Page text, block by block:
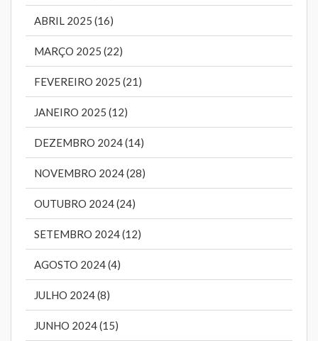
ABRIL 2025 (16)
MARÇO 2025 (22)
FEVEREIRO 2025 (21)
JANEIRO 2025 (12)
DEZEMBRO 2024 (14)
NOVEMBRO 2024 (28)
OUTUBRO 2024 (24)
SETEMBRO 2024 (12)
AGOSTO 2024 (4)
JULHO 2024 (8)
JUNHO 2024 (15)